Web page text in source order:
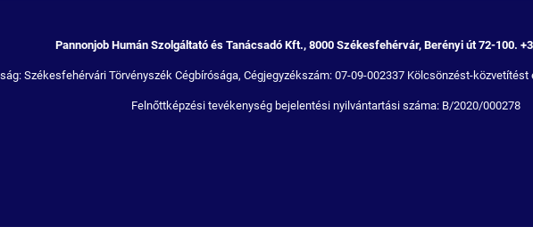
Pannonjob Humán Szolgáltató és Tanácsadó Kft., 8000 Székesfehérvár, Berényi út 72-100.
Székesfehérvári Törvényszék Cégbírósága, Cégjegyzékszám: 07-09-002337 Kölcsönzést-
Felnőttképzési tevékenység bejelentési nyilvántartási száma: B/2020/000278